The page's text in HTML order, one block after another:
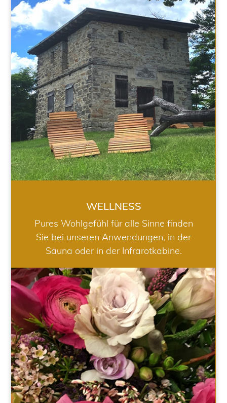
WELLNESS
WELLNESS
Pures Wohlgefühl für alle Sinne finden
Sie bei unseren Anwendungen, in der
Sauna oder in der Infrarotkabine.
HOCHZEIT